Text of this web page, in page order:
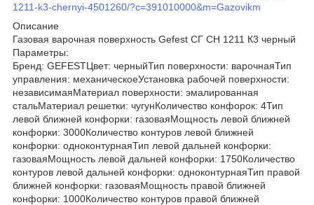
1211-k3-chernyi-4501260/?c=391010000&m=Gazovikm
Описание
Газовая варочная поверхность Gefest СГ СН 1211 К3 черный
Параметры:
Бренд: GEFESTЦвет: черныйТип поверхности: варочнаяТип
управления: механическоеУстановка рабочей поверхности:
независимаяМатериал поверхности: эмалированная
стальМатериал решетки: чугунКоличество конфорок: 4Тип
левой ближней конфорки: газоваяМощность левой ближней
конфорки: 3000Количество контуров левой ближней
конфорки: одноконтурнаяТип левой дальней конфорки:
газоваяМощность левой дальней конфорки: 1750Количество
контуров левой дальней конфорки: одноконтурнаяТип правой
ближней конфорки: газоваяМощность правой ближней
конфорки: 1000Количество контуров правой ближней